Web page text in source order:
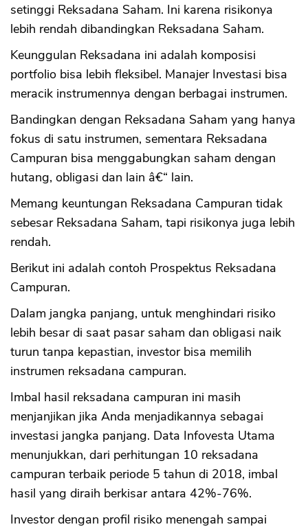
setinggi Reksadana Saham. Ini karena risikonya
lebih rendah dibandingkan Reksadana Saham.
Keunggulan Reksadana ini adalah komposisi
portfolio bisa lebih fleksibel. Manajer Investasi bisa
meracik instrumennya dengan berbagai instrumen.
Bandingkan dengan Reksadana Saham yang hanya
fokus di satu instrumen, sementara Reksadana
Campuran bisa menggabungkan saham dengan
hutang, obligasi dan lain â€“ lain.
Memang keuntungan Reksadana Campuran tidak
sebesar Reksadana Saham, tapi risikonya juga lebih
rendah.
Berikut ini adalah contoh Prospektus Reksadana
Campuran.
Dalam jangka panjang, untuk menghindari risiko
lebih besar di saat pasar saham dan obligasi naik
turun tanpa kepastian, investor bisa memilih
instrumen reksadana campuran.
Imbal hasil reksadana campuran ini masih
menjanjikan jika Anda menjadikannya sebagai
investasi jangka panjang. Data Infovesta Utama
menunjukkan, dari perhitungan 10 reksadana
campuran terbaik periode 5 tahun di 2018, imbal
hasil yang diraih berkisar antara 42%-76%.
Investor dengan profil risiko menengah sampai